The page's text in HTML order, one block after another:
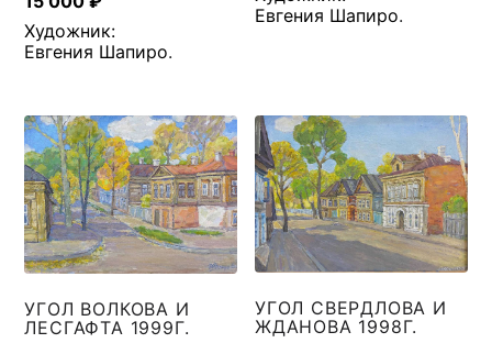
Художник:
Евгения Шапиро.
Евгения Шапиро.
УГОЛ ВОЛКОВА И
ЛЕСГАФТА 1999Г.
УГОЛ СВЕРДЛОВА И
ЖДАНОВА 1998Г.